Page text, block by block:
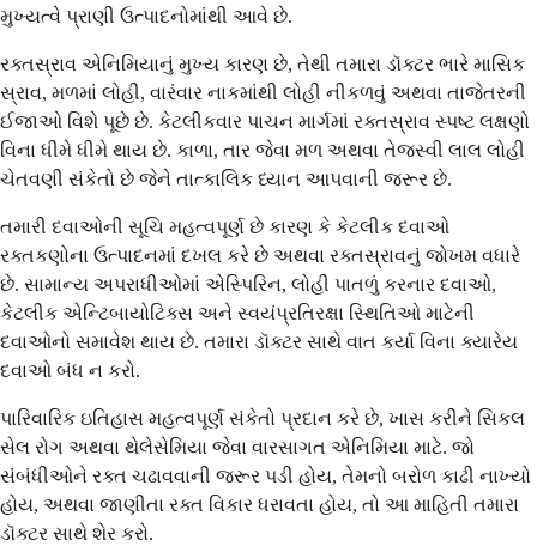
મુખ્યત્વે પ્રાણી ઉત્પાદનોમાંથી આવે છે.
રક્તસ્રાવ એનિમિયાનું મુખ્ય કારણ છે, તેથી તમારા ડૉક્ટર ભારે માસિક
સ્રાવ, મળમાં લોહી, વારંવાર નાકમાંથી લોહી નીકળવું અથવા તાજેતરની
ઈજાઓ વિશે પૂછે છે. કેટલીકવાર પાચન માર્ગમાં રક્તસ્રાવ સ્પષ્ટ લક્ષણો
વિના ધીમે ધીમે થાય છે. કાળા, તાર જેવા મળ અથવા તેજસ્વી લાલ લોહી
ચેતવણી સંકેતો છે જેને તાત્કાલિક ધ્યાન આપવાની જરૂર છે.
તમારી દવાઓની સૂચિ મહત્વપૂર્ણ છે કારણ કે કેટલીક દવાઓ
રક્તકણોના ઉત્પાદનમાં દખલ કરે છે અથવા રક્તસ્રાવનું જોખમ વધારે
છે. સામાન્ય અપરાધીઓમાં એસ્પિરિન, લોહી પાતળું કરનાર દવાઓ,
કેટલીક એન્ટિબાયોટિક્સ અને સ્વયંપ્રતિરક્ષા સ્થિતિઓ માટેની
દવાઓનો સમાવેશ થાય છે. તમારા ડૉક્ટર સાથે વાત કર્યા વિના ક્યારેય
દવાઓ બંધ ન કરો.
પારિવારિક ઇતિહાસ મહત્વપૂર્ણ સંકેતો પ્રદાન કરે છે, ખાસ કરીને સિકલ
સેલ રોગ અથવા થેલેસેમિયા જેવા વારસાગત એનિમિયા માટે. જો
સંબંધીઓને રક્ત ચઢાવવાની જરૂર પડી હોય, તેમનો બરોળ કાઢી નાખ્યો
હોય, અથવા જાણીતા રક્ત વિકાર ધરાવતા હોય, તો આ માહિતી તમારા
ડૉક્ટર સાથે શેર કરો.